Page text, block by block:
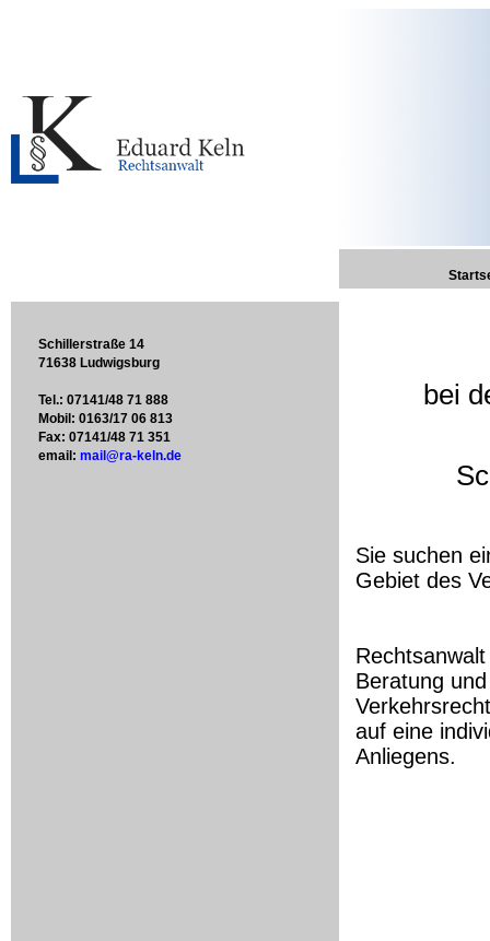
Schillerstraße 14
71638 Ludwigsburg
Tel.: 07141/48 71 888
Mobil: 0163/17 06 813
Fax: 07141/48 71 351
email: mail@ra-keln.de
bei
Sie suchen
Gebiet des
Beratung
auf eine
Anliegens.